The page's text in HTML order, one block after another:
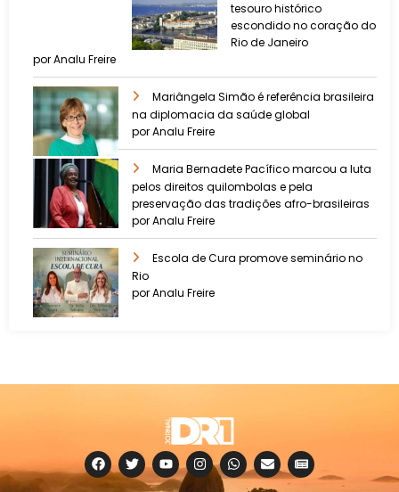
tesouro histórico
escondido no coração do
Rio de Janeiro
por Analu Freire
Mariângela Simão é referência brasileira
na diplomacia da saúde global
por Analu Freire
Maria Bernadete Pacífico marcou a luta
pelos direitos quilombolas e pela
preservação das tradições afro-brasileiras
por Analu Freire
Escola de Cura promove seminário no
Rio
por Analu Freire